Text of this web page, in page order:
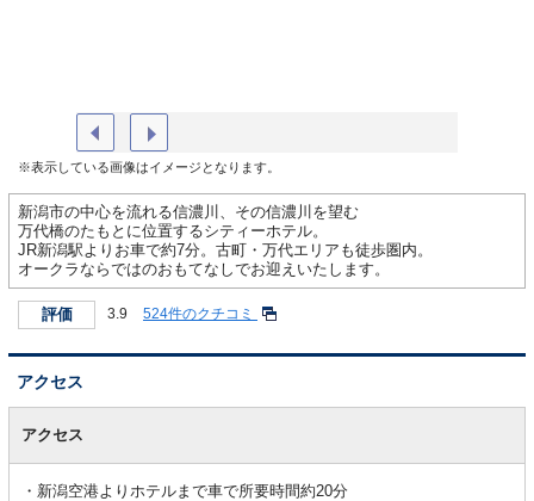
※表示している画像はイメージとなります。
新潟市の中心を流れる信濃川、その信濃川を望む
万代橋のたもとに位置するシティーホテル。
JR新潟駅よりお車で約7分。古町・万代エリアも徒歩圏内。
オークラならではのおもてなしでお迎えいたします。
評価 3.9 524件のクチコミ
アクセス
アクセス
新潟空港よりホテルまで車で所要時間約20分